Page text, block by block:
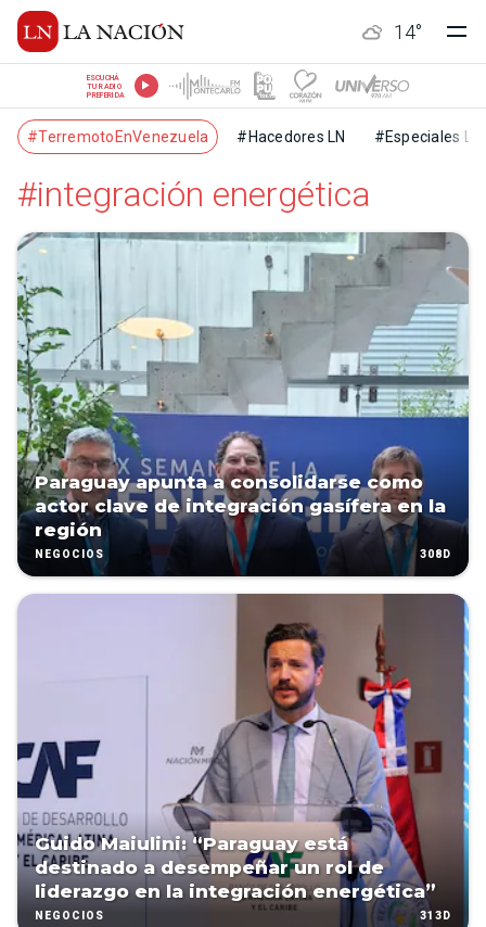
14°
ESCUCHÁ
TU RADIO
PREFERIDA
#TerremotoEnVenezuela #Hacedores LN #Especiales LN
#integración energética
Paraguay apunta a consolidarse como
actor clave de integración gasífera en la
región
NEGOCIOS 308D
Guido Maiulini: “Paraguay está
destinado a desempeñar un rol de
liderazgo en la integración energética”
NEGOCIOS 313D